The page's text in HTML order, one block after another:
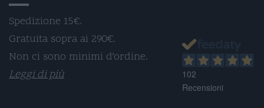
Spedizione 15€.
Gratuita sopra ai 290€.
Non ci sono minimi d’ordine.
Leggi di più
102
Recensioni